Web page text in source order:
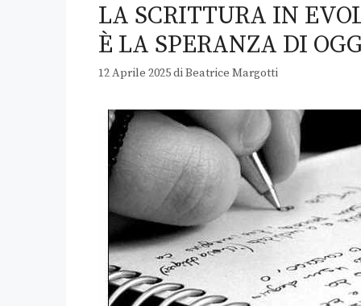
LA SCRITTURA IN
È LA SPERANZA DI
12 Aprile 2025diBeatrice Margotti